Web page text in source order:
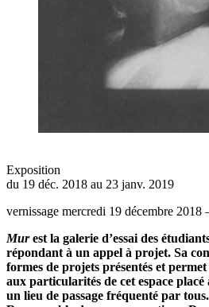
Exposition
du 19 déc. 2018 au 23 janv. 2019
vernissage mercredi 19 décembre
Murest la galerie d’essai des
répondant à un appel à projet. Sa
formes de projets présentés et
aux particularités de cet espace placé
un lieu de passage fréquenté par tous.